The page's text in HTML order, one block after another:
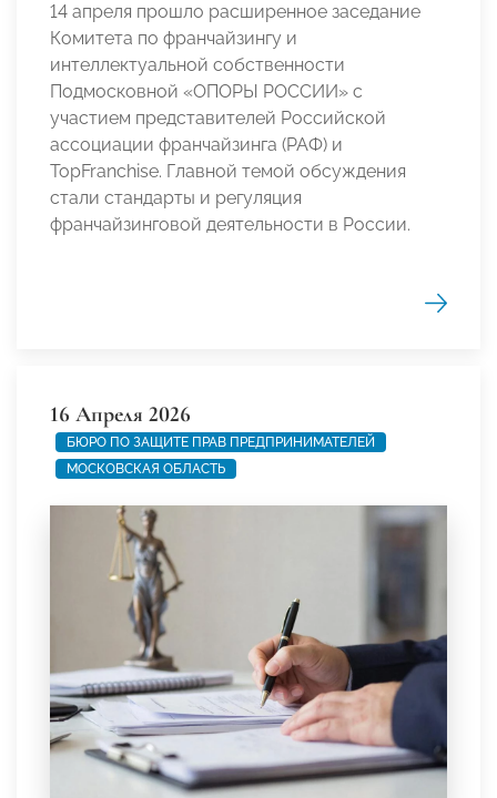
14 апреля прошло расширенное заседание
Комитета по франчайзингу и
интеллектуальной собственности
Подмосковной «ОПОРЫ РОССИИ» с
участием представителей Российской
ассоциации франчайзинга (РАФ) и
TopFranchise. Главной темой обсуждения
стали стандарты и регуляция
франчайзинговой деятельности в России.
16 Апреля 2026
БЮРО ПО ЗАЩИТЕ ПРАВ ПРЕДПРИНИМАТЕЛЕЙ
МОСКОВСКАЯ ОБЛАСТЬ